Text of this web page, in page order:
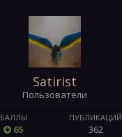
Satirist
Пользователи
БАЛЛЫ
65
ПУБЛИКАЦИЙ
362